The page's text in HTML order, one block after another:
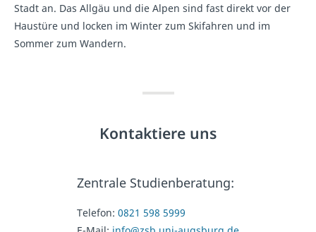
Stadt an. Das Allgäu und die Alpen sind fast direkt vor der
Haustüre und locken im Winter zum Skifahren und im
Sommer zum Wandern.
Kontaktiere uns
Zentrale Studienberatung:
Telefon: 0821 598 5999